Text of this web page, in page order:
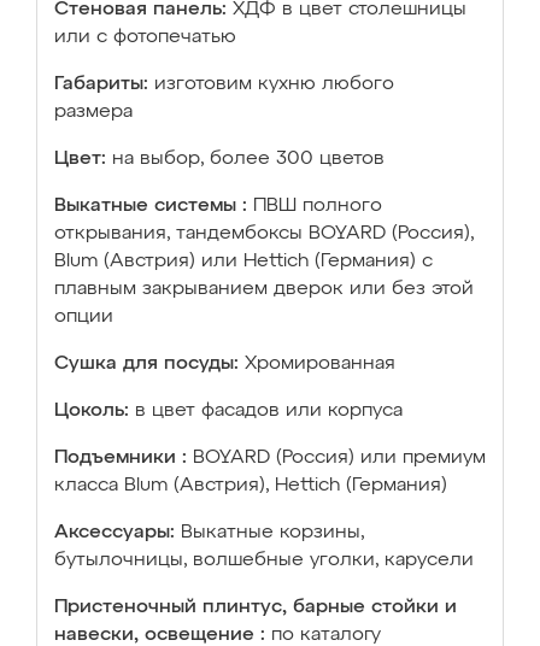
Стеновая панель: ХДФ в цвет столешницы
или с фотопечатью
Габариты: изготовим кухню любого
размера
Цвет: на выбор, более 300 цветов
Выкатные системы :
ПВШ полного
открывания, тандембоксы BOYARD (Россия),
Blum (Австрия) или Hettich (Германия) с
плавным закрыванием дверок или без этой
опции
Сушка для посуды: Хромированная
Цоколь: в цвет фасадов или корпуса
Подъемники : BOYARD (Россия) или премиум
класса Blum (Австрия), Hettich (Германия)
Аксессуары: Выкатные корзины,
бутылочницы, волшебные уголки, карусели
Пристеночный плинтус, барные стойки и
навески, освещение : по каталогу